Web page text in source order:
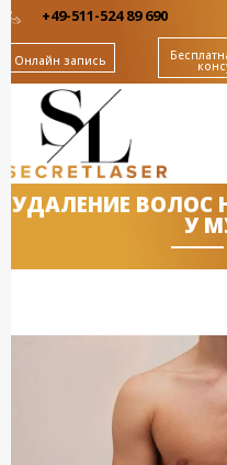
+49-511-524 89 690
Онлайн запись
УДАЛЕНИЕ ВОЛОС
У